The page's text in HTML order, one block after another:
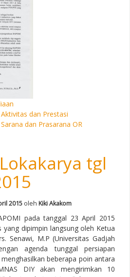
dan Prestasi
dan Prasarana OR
tgl
2015 oleh Kiki Akakom
pada tanggal 23 April 2015
yang dipimpin langsung oleh Ketua
Senawi, M.P (Universitas Gadjah
agenda tunggal persiapan
beberapa poin antara
DIY akan mengirimkan 10